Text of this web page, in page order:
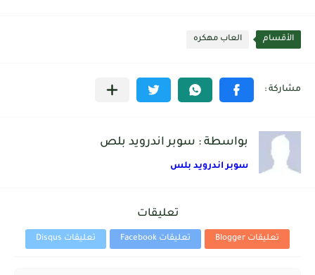
الأقسام العاب مهكره
بواسطة : سوبر اندرويد بلص
سوبر اندرويد بلس
تعليقات
تعليقات Blogger تعليقات Facebook تعليقات Disqus